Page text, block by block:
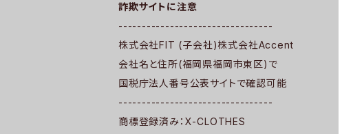
詐欺サイトに注意
---------------------------------
株式会社FIT (子会社)株式会社Accent
会社名と住所(福岡県福岡市東区)で
国税庁法人番号公表サイトで確認可能
---------------------------------
商標登録済み：X-CLOTHES